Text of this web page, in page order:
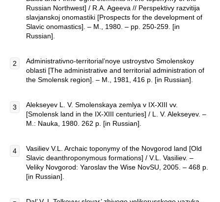
Russian Northwest] / R.A. Ageeva // Perspektivy razvitija
slavjanskoj onomastiki [Prospects for the development of
Slavic onomastics]. – M., 1980. – pp. 250-259. [in
Russian].
Administrativno-territorial’noye ustroystvo Smolenskoy
oblasti [The administrative and territorial administration of
the Smolensk region]. – M., 1981, 416 p. [in Russian].
Alekseyev L. V. Smolenskaya zemlya v IX-XIII vv.
[Smolensk land in the IX-XIII centuries] / L. V. Alekseyev. –
M.: Nauka, 1980. 262 p. [in Russian].
Vasiliev V.L. Archaic toponymy of the Novgorod land [Old
Slavic deanthroponymous formations] / V.L. Vasiliev. –
Veliky Novgorod: Yaroslav the Wise NovSU, 2005. – 468 p.
[in Russian].